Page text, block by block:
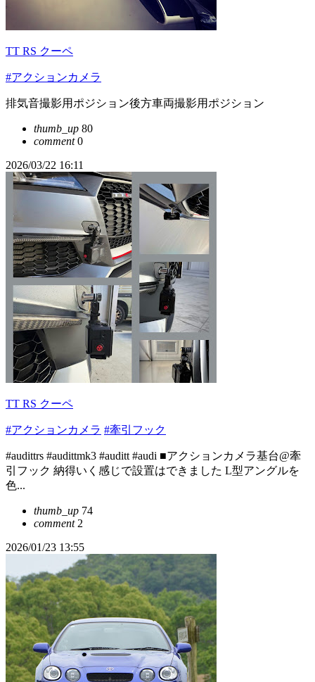
TT RS クーペ
#アクションカメラ
排気音撮影用ポジション後方車両撮影用ポジション
thumb_up 80
comment0
2026/03/22 16:11
TT RS クーペ
#アクションカメラ #牽引フック
#audittrs #audittmk3 #auditt #audi ■アクションカメラ基台@牽
引フック 納得いく感じで設置はできました L型アングルを
色...
thumb_up 74
comment2
2026/01/23 13:55